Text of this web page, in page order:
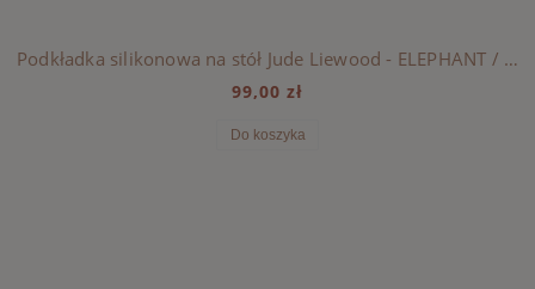
Podkładka silikonowa na stół Jude Liewood - ELEPHANT / CREME DE LA CREME
99,00 zł
Do koszyka